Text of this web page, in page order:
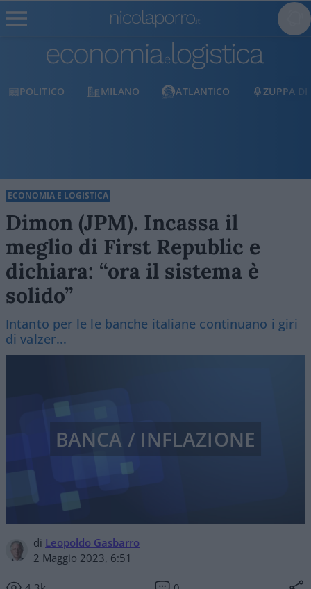
POLITICO MILANO ATLANTICO ZUPPA DI
ECONOMIA E LOGISTICA
Dimon (JPM). Incassa il
meglio di First Republic e
dichiara: “ora il sistema è
solido”
Intanto per le le banche italiane continuano i giri
di valzer...
di Leopoldo Gasbarro
2 Maggio 2023, 6:51
BANCA / INFLAZIONE